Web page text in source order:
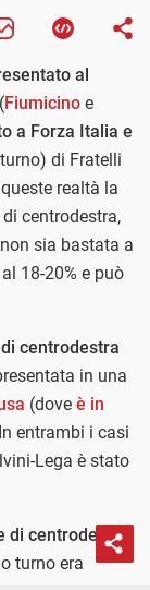
al
Fiumicino e
a Forza Italia e
di Fratelli
realtà la
centrodestra,
sia bastata a
18-20% e può
centrodestra
in una
(dove è in
entrambi i casi
Lega è stato
di centrodestra
turno era